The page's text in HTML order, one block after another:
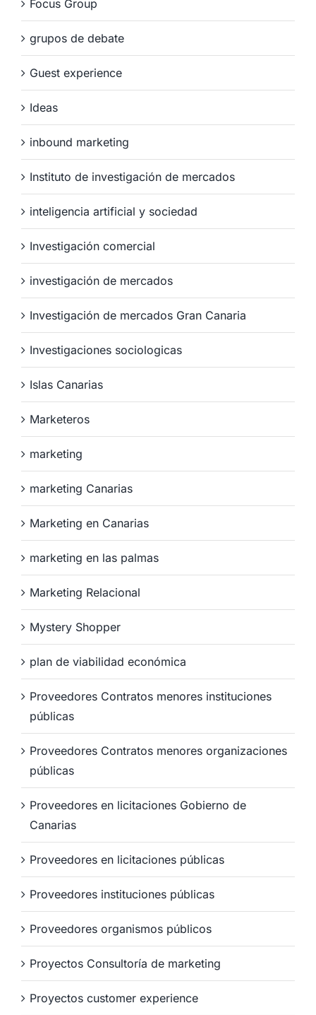
Focus Group
grupos de debate
Guest experience
Ideas
inbound marketing
Instituto de investigación de mercados
inteligencia artificial y sociedad
Investigación comercial
investigación de mercados
Investigación de mercados Gran Canaria
Investigaciones sociologicas
Islas Canarias
Marketeros
marketing
marketing Canarias
Marketing en Canarias
marketing en las palmas
Marketing Relacional
Mystery Shopper
plan de viabilidad económica
Proveedores Contratos menores instituciones
públicas
Proveedores Contratos menores organizaciones
públicas
Proveedores en licitaciones Gobierno de
Canarias
Proveedores en licitaciones públicas
Proveedores instituciones públicas
Proveedores organismos públicos
Proyectos Consultoría de marketing
Proyectos customer experience